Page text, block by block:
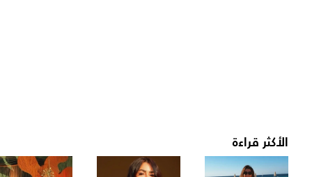
الأكثر قراءة